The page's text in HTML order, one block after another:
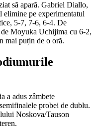
să apară. Gabriel Diallo,
pe experimentatul
5-7, 7-6, 6-4. De
Moyuka Uchijima cu 6-2,
mai puțin de o oră.
a adus zâmbete
probei de dublu.
Noskova/Tauson